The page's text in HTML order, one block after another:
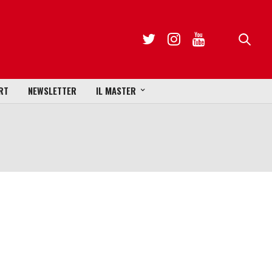
NEWSLETTER IL MASTER